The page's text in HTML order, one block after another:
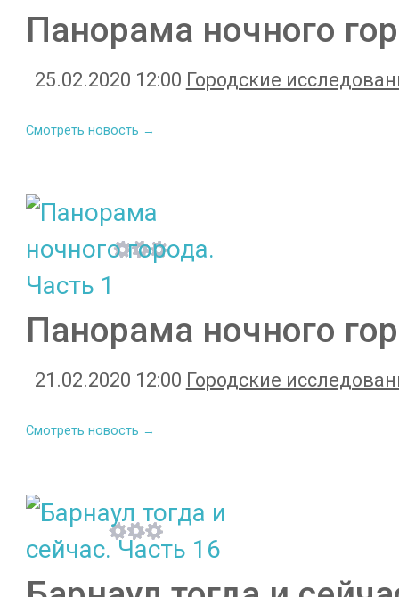
Панорама ночного
25.02.2020 12:00 Городские
Смотреть новость →
Панорама ночного
21.02.2020 12:00 Городские
Смотреть новость →